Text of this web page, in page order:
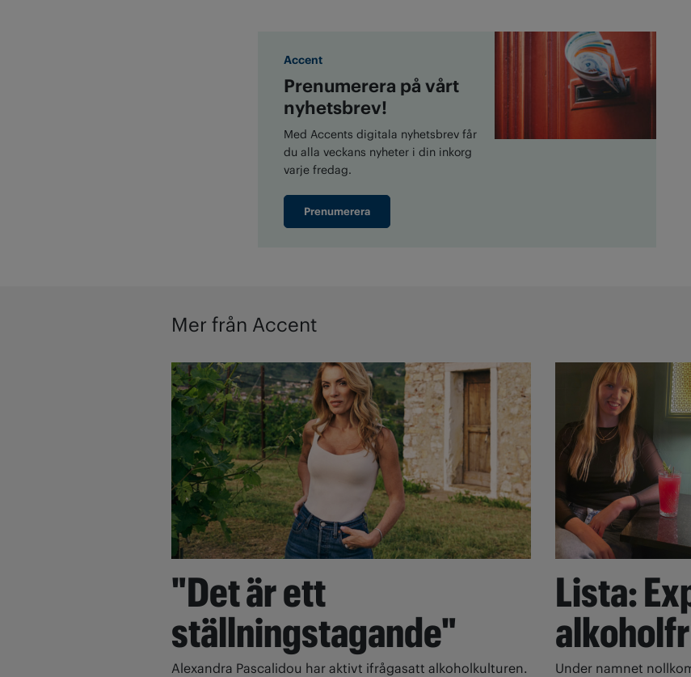
Accent
Prenumerera på vårt
nyhetsbrev!
Med Accents digitala nyhetsbrev får
du alla veckans nyheter i din inkorg
varje fredag.
Prenumerera
Mer från Accent
"Det är ett
ställningstagande"
Alexandra Pascalidou har aktivt ifrågasatt alkoholkulturen.
Lista:
Under namnet